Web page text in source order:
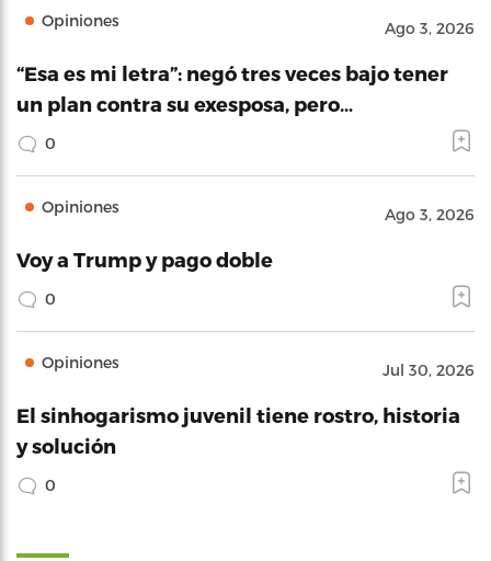
Opiniones Ago 3, 2026
“Esa es mi letra”: negó tres veces bajo tener
un plan contra su exesposa, pero…
0
Opiniones Ago 3, 2026
Voy a Trump y pago doble
0
Opiniones Jul 30, 2026
El sinhogarismo juvenil tiene rostro, historia
y solución
0